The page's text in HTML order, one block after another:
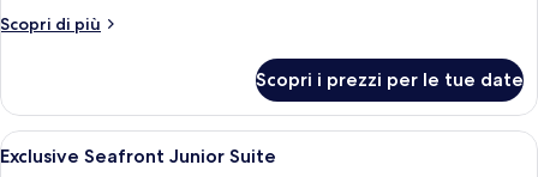
Bedroom
Pool
Scopri di più
Altri
Pearl
Villa
Four-
Scopri i prezzi per le tue date
Apri
tutte
Ampia camera d'albergo con un
1
Exclusive Seafront Junior Suite